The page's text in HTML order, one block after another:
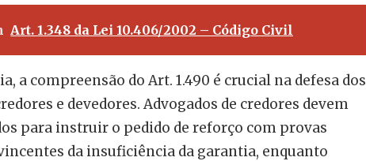
Art. 1.348 da Lei 10.406/2002 – Código Civil
a compreensão do Art. 1.490 é crucial na defesa dos
e devedores. Advogados de credores devem
para instruir o pedido de reforço com provas
da insuficiência da garantia, enquanto